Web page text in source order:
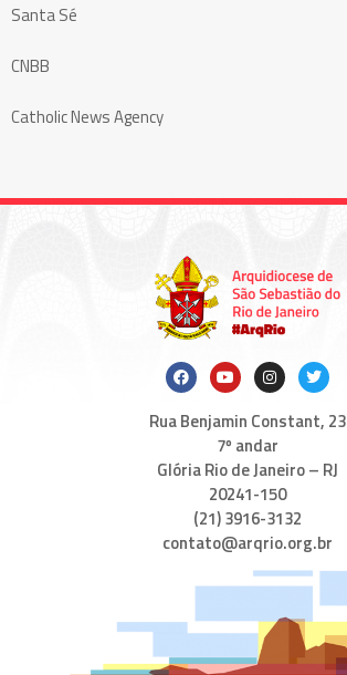
Santa Sé
CNBB
Catholic News Agency
Rua Benjamin Constant, 23
7º andar
Glória Rio de Janeiro – RJ
20241-150
(21) 3916-3132
contato@arqrio.org.br